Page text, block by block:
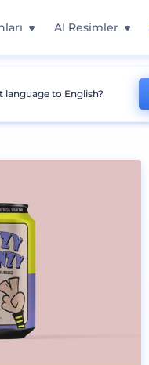
AI Resimler
Kutu Mockup
to English?